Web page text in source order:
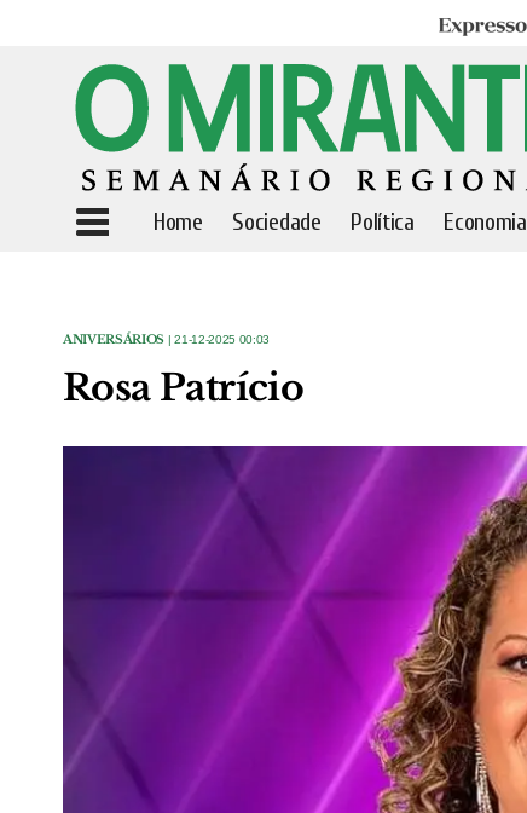
Expresso
Home Sociedade Política Economia
ANIVERSÁRIOS | 21-12-2025 00:03
Rosa Patrício